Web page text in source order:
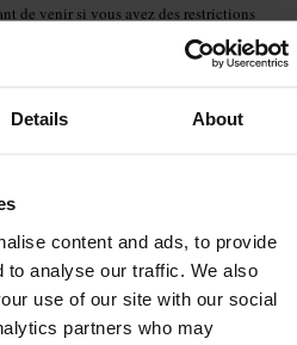
Details About
content and ads, to provide
to analyse our traffic. We also
use of our site with our social
partners who may
de venir si vous avez des restrictions
prévoyez d’arriver un peu avant
Pensez à la formule
un repas complet. Si le restaurant est
UK
•Restaurant français